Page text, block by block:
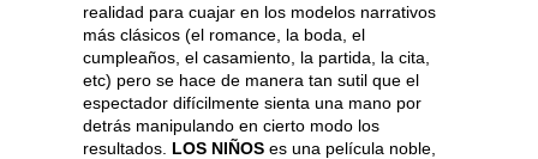
realidad para cuajar en los modelos narrativos
más clásicos (el romance, la boda, el
cumpleaños, el casamiento, la partida, la cita,
etc) pero se hace de manera tan sutil que el
espectador difícilmente sienta una mano por
detrás manipulando en cierto modo los
resultados. LOS NIÑOS es una película noble,